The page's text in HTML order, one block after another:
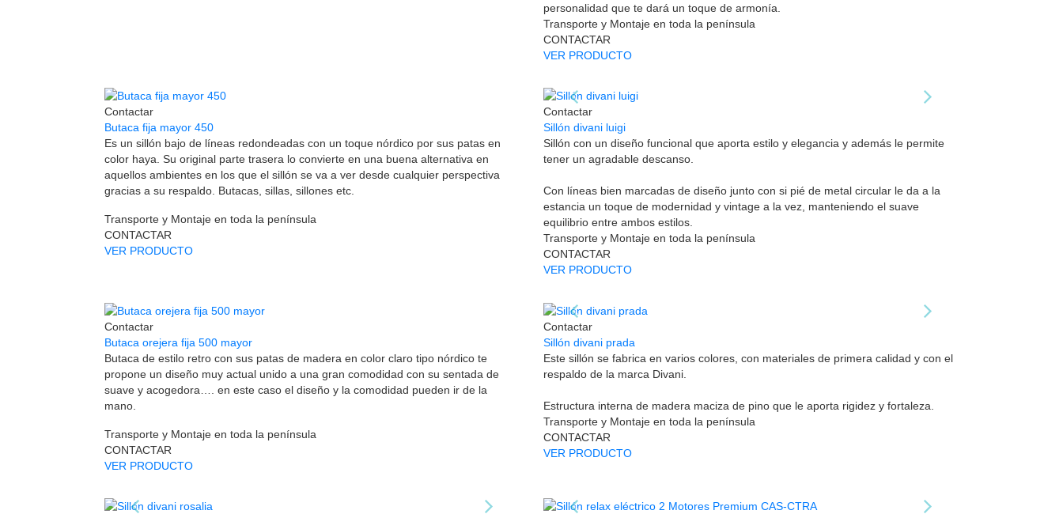
personalidad que te dará un toque de armonía.
Transporte y Montaje en toda la península
CONTACTAR
VER PRODUCTO
Contactar
Butaca fija mayor 450
Es un sillón bajo de líneas redondeadas con un toque nórdico por sus patas en
color haya. Su original parte trasera lo convierte en una buena alternativa en
aquellos ambientes en los que el sillón se va a ver desde cualquier perspectiva
gracias a su respaldo. Butacas, sillas, sillones etc.
Transporte y Montaje en toda la península
CONTACTAR
VER PRODUCTO
Contactar
Sillón divani luigi
Sillón con un diseño funcional que aporta estilo y elegancia y además le permite
tener un agradable descanso.
Con líneas bien marcadas de diseño junto con si pié de metal circular le da a la
estancia un toque de modernidad y vintage a la vez, manteniendo el suave
equilibrio entre ambos estilos.
Transporte y Montaje en toda la península
CONTACTAR
VER PRODUCTO
Contactar
Butaca orejera fija 500 mayor
Butaca de estilo retro con sus patas de madera en color claro tipo nórdico te
propone un diseño muy actual unido a una gran comodidad con su sentada de
suave y acogedora…. en este caso el diseño y la comodidad pueden ir de la
mano.
Transporte y Montaje en toda la península
CONTACTAR
VER PRODUCTO
Contactar
Sillón divani prada
Este sillón se fabrica en varios colores, con materiales de primera calidad y con el
respaldo de la marca Divani.
Estructura interna de madera maciza de pino que le aporta rigidez y fortaleza.
Transporte y Montaje en toda la península
CONTACTAR
VER PRODUCTO